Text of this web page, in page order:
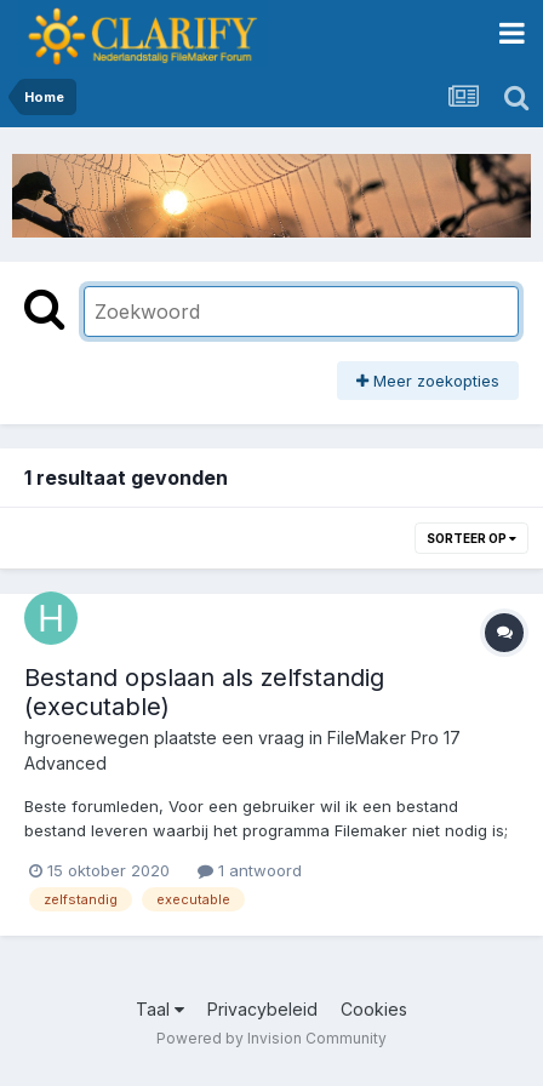
Home
Meer zoekopties
1 resultaat gevonden
SORTEER OP
Bestand opslaan als zelfstandig
(executable)
hgroenewegen plaatste een vraag in FileMaker Pro 17
Advanced
Beste forumleden, Voor een gebruiker wil ik een bestand
bestand leveren waarbij het programma Filemaker niet nodig is;
bij opslaan de optie 'self-contained copy (single file)' de manier
was. Dat bleek dus iets anders. Zijn er manie...
15 oktober 2020 1 antwoord
zelfstandig executable
Taal Privacybeleid Cookies
Powered by Invision Community